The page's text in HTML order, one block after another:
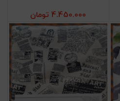
4.450.000 تومان